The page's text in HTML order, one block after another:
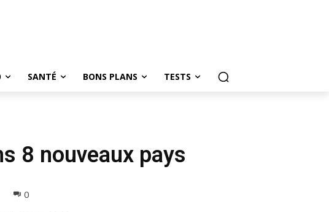
SANTÉ BONS PLANS TESTS
8 nouveaux pays
0